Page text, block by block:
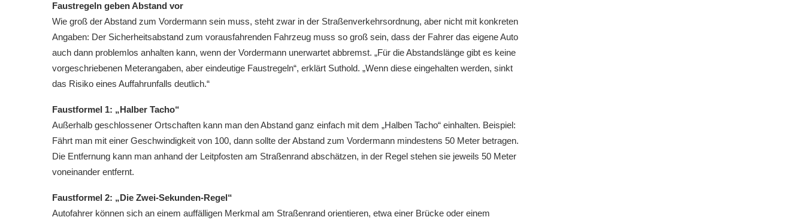
Faustregeln geben Abstand vor
Wie groß der Abstand zum Vordermann sein muss, steht zwar in der Straßenverkehrsordnung, aber nicht mit konkreten
Angaben: Der Sicherheitsabstand zum vorausfahrenden Fahrzeug muss so groß sein, dass der Fahrer das eigene Auto
auch dann problemlos anhalten kann, wenn der Vordermann unerwartet abbremst. „Für die Abstandslänge gibt es keine
vorgeschriebenen Meterangaben, aber eindeutige Faustregeln“, erklärt Suthold. „Wenn diese eingehalten werden, sinkt
das Risiko eines Auffahrunfalls deutlich.“
Faustformel 1: „Halber Tacho“
Außerhalb geschlossener Ortschaften kann man den Abstand ganz einfach mit dem „Halben Tacho“ einhalten. Beispiel:
Fährt man mit einer Geschwindigkeit von 100, dann sollte der Abstand zum Vordermann mindestens 50 Meter betragen.
Die Entfernung kann man anhand der Leitpfosten am Straßenrand abschätzen, in der Regel stehen sie jeweils 50 Meter
voneinander entfernt.
Faustformel 2: „Die Zwei-Sekunden-Regel“
Autofahrer können sich an einem auffälligen Merkmal am Straßenrand orientieren, etwa einer Brücke oder einem